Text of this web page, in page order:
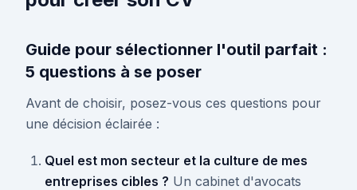
Guide pour sélectionner l'outil parfait :
5 questions à se poser
Avant de choisir, posez-vous ces questions pour
une décision éclairée :
Quel est mon secteur et la culture de mes
entreprises cibles ? Un cabinet d'avocats